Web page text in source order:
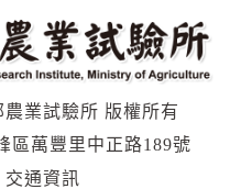
業試驗所 版權所有
區萬豐里中正路189號
交通資訊